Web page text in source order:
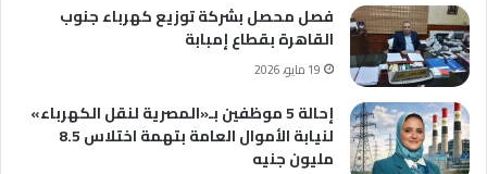
فصل محصل بشركة توزيع كهرباء جنوب
القاهرة بقطاع إمبابة
19 مايو، 2026
إحالة 5 موظفين بـ«المصرية لنقل الكهرباء»
لنيابة الأموال العامة بتهمة اختلاس 8.5
مليون جنيه